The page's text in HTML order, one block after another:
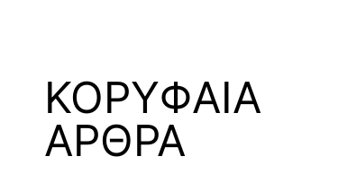
ΚΟΡΥΦΑΙΑ
ΑΡΘΡΑ